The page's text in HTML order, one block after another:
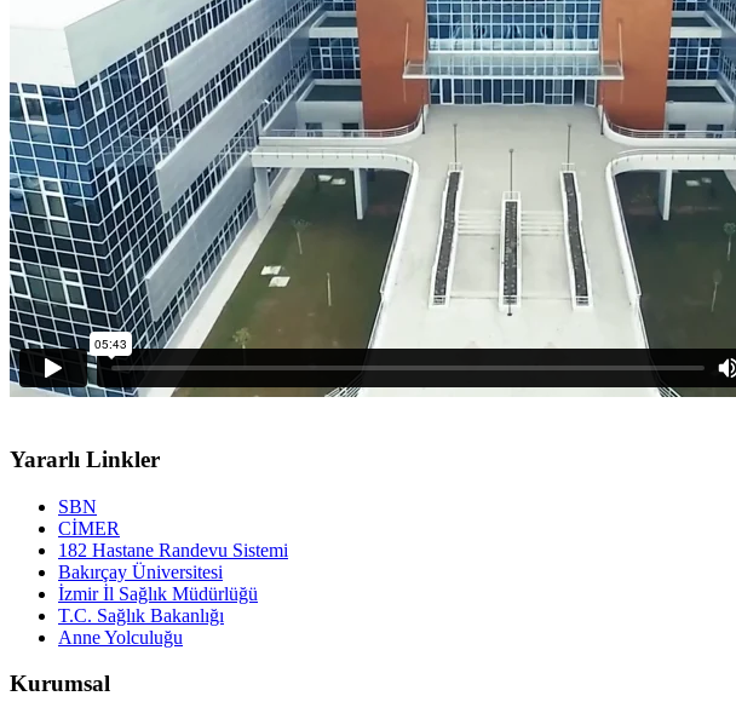
Yararlı Linkler
SBN
CİMER
182 Hastane Randevu Sistemi
Bakırçay Üniversitesi
İzmir İl Sağlık Müdürlüğü
T.C. Sağlık Bakanlığı
Anne Yolculuğu
Kurumsal